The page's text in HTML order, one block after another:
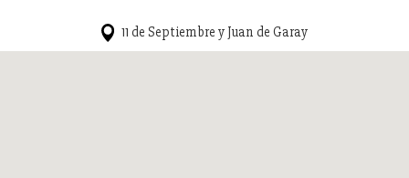
11 de Septiembre y Juan de Garay